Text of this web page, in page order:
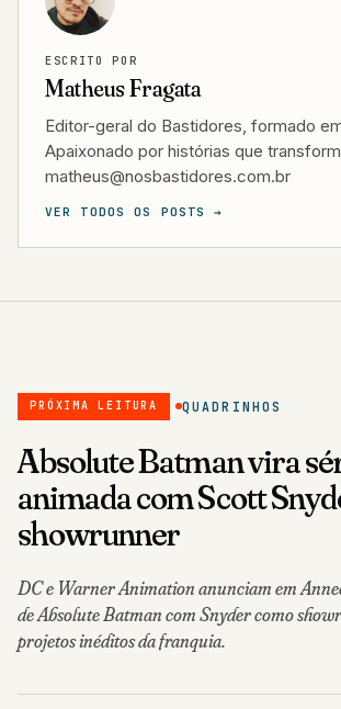
ESCRITO POR
Matheus Fragata
Editor-geral do Bastidores, formado
Apaixonado por histórias que
matheus@nosbastidores.com.br
VER TODOS OS POSTS →
PRÓXIMA LEITURA QUADRINHOS
Absolute Batman vira
animada com Scott
showrunner
DC e Warner Animation anunciam em
de Absolute Batman com Snyder como
projetos inéditos da franquia.